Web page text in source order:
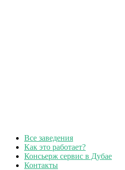
Все заведения
Как это работает?
Консьерж сервис в Дубае
Контакты